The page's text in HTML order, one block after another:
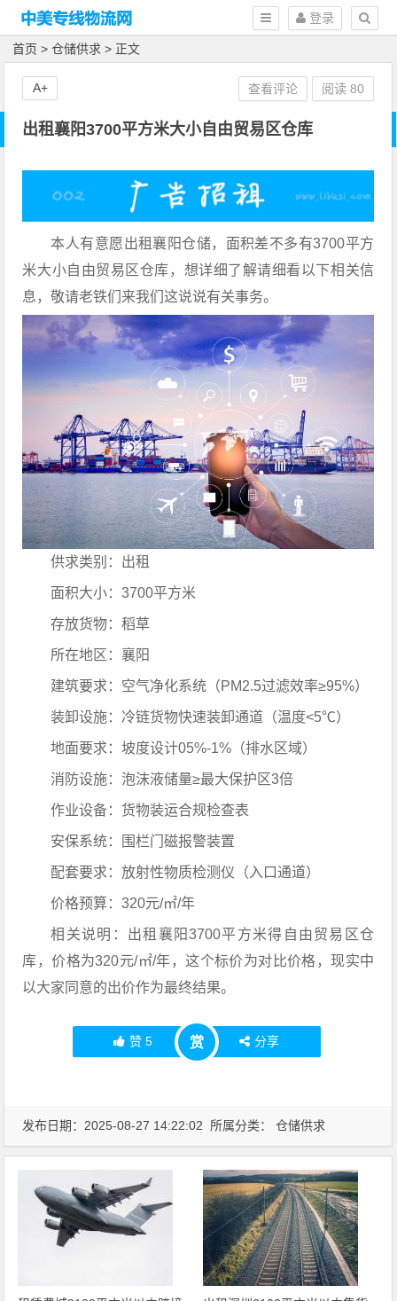
登录
首页 >仓储供求 > 正文
出租襄阳3700平方米大小自由贸易区仓库
本人有意愿出租襄阳仓储，面积差不多有3700平方
米大小自由贸易区仓库，想详细了解请细看以下相关信
息，敬请老铁们来我们这说说有关事务。
供求类别：出租
面积大小：3700平方米
存放货物：稻草
所在地区：襄阳
建筑要求：空气净化系统（PM2.5过滤效率≥95%）
装卸设施：冷链货物快速装卸通道（温度<5℃）
地面要求：坡度设计05%-1%（排水区域）
消防设施：泡沫液储量≥最大保护区3倍
作业设备：货物装运合规检查表
安保系统：围栏门磁报警装置
配套要求：放射性物质检测仪（入口通道）
价格预算：320元/㎡/年
相关说明：出租襄阳3700平方米得自由贸易区仓
库，价格为320元/㎡/年，这个标价为对比价格，现实中
以大家同意的出价作为最终结果。
赞 5 赏 分享
查看评论 阅读80
A+
发布日期：2025-08-27 14:22:02 所属分类：仓储供求